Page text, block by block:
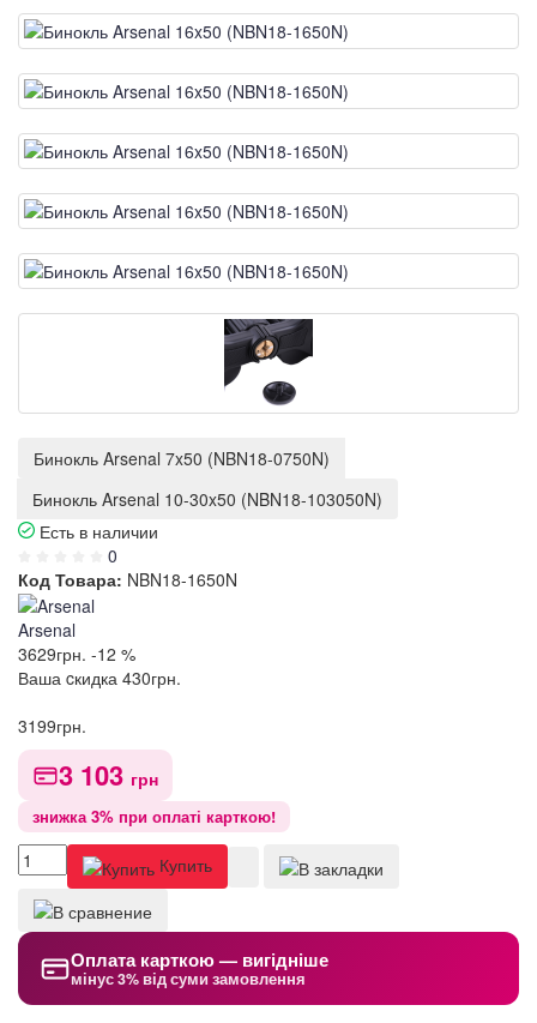
Бинокль Arsenal 7x50 (NBN18-0750N)
Бинокль Arsenal 10-30x50 (NBN18-103050N)
Есть в наличии
0
Код Товара: NBN18-1650N
Arsenal
3629грн. -12 %
Ваша cкидка 430грн.
3199грн.
3 103 грн
знижка 3% при оплаті карткою!
Купить
Оплата карткою — вигідніше
мінус 3% від суми замовлення